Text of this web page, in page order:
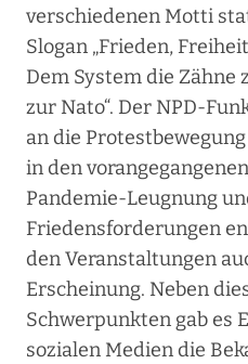
verschiedenen Motti
Slogan „Frieden,
Dem System die Zähne
zur Nato“. Der NPD-
an die
in den
Pandemie-Leugnung
Friedensforderungen
den Veranstaltungen
Erscheinung. Neben
Schwerpunkten gab es
sozialen Medien die